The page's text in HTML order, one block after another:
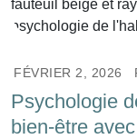
FÉVRIER 2, 2026
Psychologie
bien-être